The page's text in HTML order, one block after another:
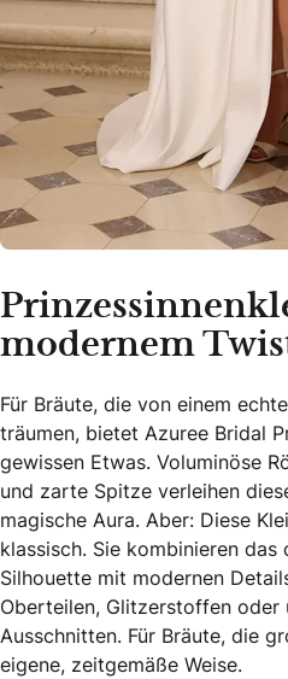
modernem
Für Bräute, die von einem
träumen, bietet Azuree Bridal
gewissen Etwas. Voluminöse
und zarte Spitze verleihen
magische Aura. Aber: Diese
klassisch. Sie kombinieren
Silhouette mit modernen
Oberteilen, Glitzerstoffen oder
Ausschnitten. Für Bräute, die
eigene, zeitgemäße Weise.